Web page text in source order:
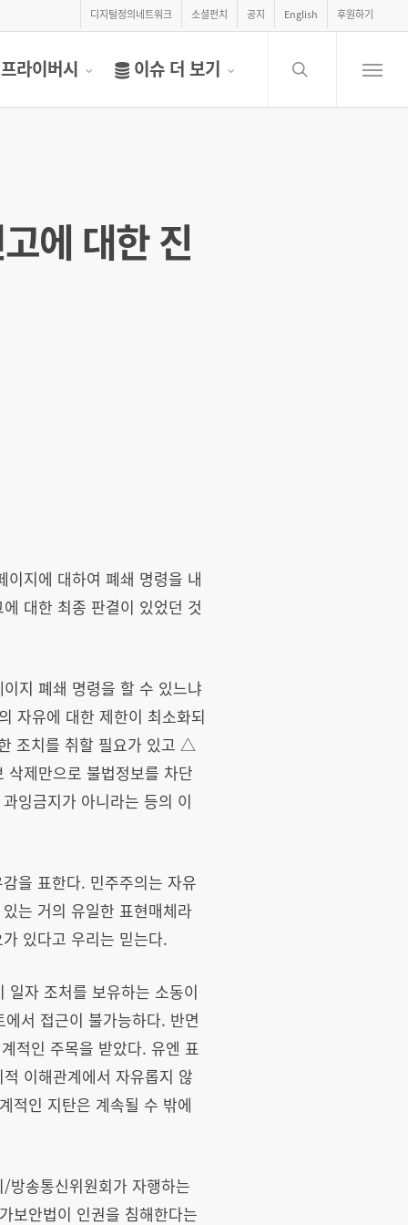
디지털정의네트워크 소셜펀치 공지 English 후원하기
프라이버시 이슈 더 보기
search
Menu
에 대한 진
지에 대하여 폐쇄 명령을 내
대한 최종 판결이 있었던 것
지 폐쇄 명령을 할 수 있느냐
자유에 대한 제한이 최소화되
조치를 취할 필요가 있고 △
제만으로 불법정보를 차단
잉금지가 아니라는 등의 이
을 표한다. 민주주의는 자유
는 거의 유일한 표현매체라
있다고 우리는 믿는다.
일자 조처를 보유하는 소동이
서 접근이 불가능하다. 반면
적인 주목을 받았다. 유엔 표
이해관계에서 자유롭지 않
적인 지탄은 계속될 수 밖에
방송통신위원회가 자행하는
보안법이 인권을 침해한다는